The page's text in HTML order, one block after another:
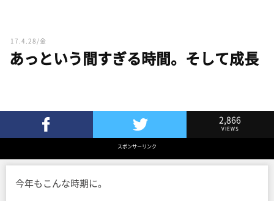
17.4.28/金
あっという間すぎる時間。そして成長
Twitterでツイート
2,866
VIEWS
スポンサーリンク
今年もこんな時期に。